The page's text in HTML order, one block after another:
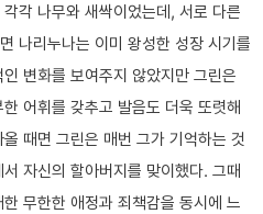
각 나무와 새싹이었는데, 서로 다른
나리누나는 이미 왕성한 성장 시기를
변화를 보여주지 않았지만 그린은
어휘를 갖추고 발음도 더욱 또렷해
때면 그린은 매번 그가 기억하는 것
자신의 할아버지를 맞이했다. 그때
무한한 애정과 죄책감을 동시에 느